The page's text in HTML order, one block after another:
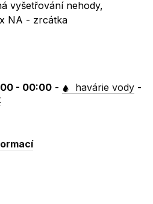
vyšetřování nehody,
NA - zrcátka
- 00:00 - havárie vody -